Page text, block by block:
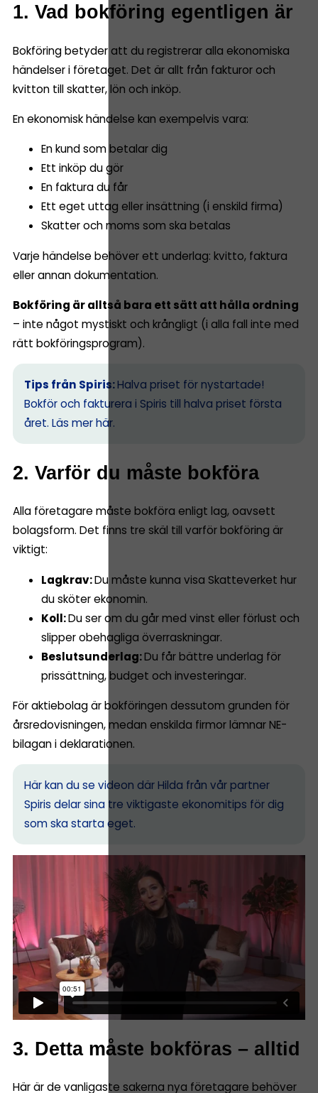
1. Vad bokföring egentligen är
Bokföring betyder att du registrerar alla ekonomiska
händelser i företaget. Det är allt från fakturor och
kvitton till skatter, lön och inköp.
En ekonomisk händelse kan exempelvis vara:
En kund som betalar dig
Ett inköp du gör
En faktura du får
Ett eget uttag eller insättning (i enskild firma)
Skatter och moms som ska betalas
Varje händelse behöver ett underlag: kvitto, faktura
eller annan dokumentation.
Bokföring är alltså bara ett sätt att hålla ordning
– inte något mystiskt och krångligt (i alla fall inte med
rätt bokföringsprogram).
Tips från Spiris:Halva priset för nystartade!
Bokför och fakturera i Spiris till halva priset första
året. Läs mer här.
2. Varför du måste bokföra
Alla företagare måste bokföra enligt lag, oavsett
bolagsform. Det finns tre skäl till varför bokföring är
viktigt:
Lagkrav:Du måste kunna visa Skatteverket hur
du sköter ekonomin.
Koll:Du ser om du går med vinst eller förlust och
slipper obehagliga överraskningar.
Beslutsunderlag:Du får bättre underlag för
prissättning, budget och investeringar.
För aktiebolag är bokföringen dessutom grunden för
årsredovisningen, medan enskilda firmor lämnar NE-
bilagan i deklarationen.
Här kan du se videon där Hilda från vår partner
Spiris delar sina tre viktigaste ekonomitips för dig
som ska starta eget.
3. Detta måste bokföras – alltid
Här är de vanligaste sakerna nya företagare behöver